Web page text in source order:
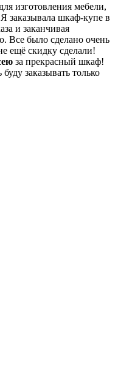
изготовления мебели,
заказывала шкаф-купе в
и заканчивая
Все было сделано очень
ещё скидку сделали!
за прекрасный шкаф!
заказывать только